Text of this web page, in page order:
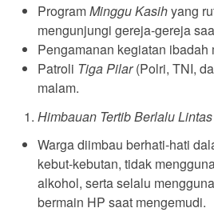
ProgramMinggu Kasihyang
mengunjungi gereja-gereja
Pengamanan kegiatan ibadah
Patroli Tiga Pilar(Polri, TNI,
malam.
Himbauan Tertib Berlalu
Warga diimbau berhati-hati
kebut-kebutan, tidak
alkohol, serta selalu
bermain HP saat mengemudi.